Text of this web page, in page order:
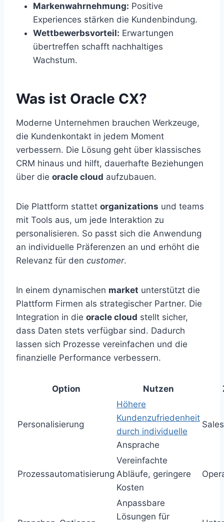
Markenwahrnehmung: Positive
Experiences stärken die Kundenbindung.
Wettbewerbsvorteil: Erwartungen
übertreffen schafft nachhaltiges
Wachstum.
Was ist Oracle CX?
Moderne Unternehmen brauchen Werkzeuge,
die Kundenkontakt in jedem Moment
verbessern. Die Lösung geht über klassisches
CRM hinaus und hilft, dauerhafte Beziehungen
über die oracle cloud aufzubauen.
Die Plattform stattet organizations und teams
mit Tools aus, um jede Interaktion zu
personalisieren. So passt sich die Anwendung
an individuelle Präferenzen an und erhöht die
Relevanz für den customer.
In einem dynamischen market unterstützt die
Plattform Firmen als strategischer Partner. Die
Integration in die oracle cloud stellt sicher,
dass Daten stets verfügbar sind. Dadurch
lassen sich Prozesse vereinfachen und die
finanzielle Performance verbessern.
Option Nutzen
Personalisierung
Höhere
Kundenzufriedenheit
durch individuelle
Ansprache
Prozessautomatisierung
Vereinfachte
Abläufe, geringere
Kosten
Anpassbare
Lösungen für